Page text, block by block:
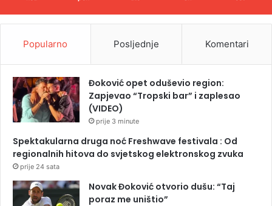
Popularno Posljednje Komentari
Đoković opet oduševio region:
Zapjevao “Tropski bar” i zaplesao
(VIDEO)
prije 3 minute
Spektakularna druga noć Freshwave festivala : Od
regionalnih hitova do svjetskog elektronskog zvuka
prije 24 sata
Novak Đoković otvorio dušu: “Taj
poraz me uništio”